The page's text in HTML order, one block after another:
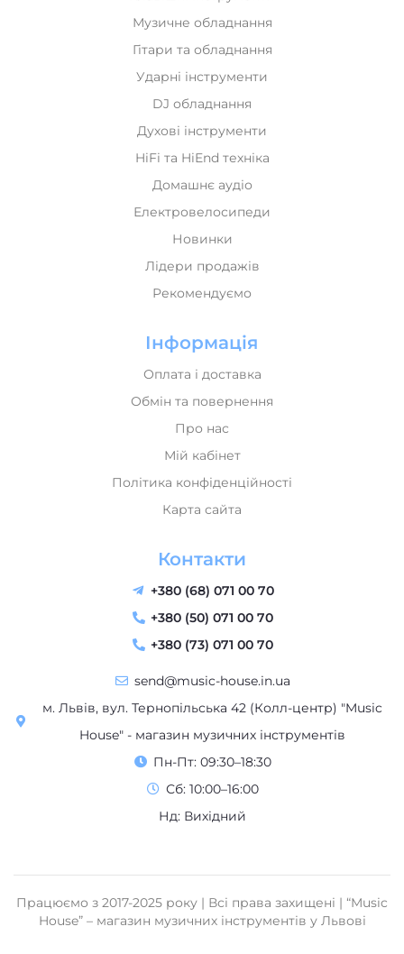
Музичне обладнання
Гітари та обладнання
Ударні інструменти
DJ обладнання
Духові інструменти
HiFi та HiEnd техніка
Домашнє аудіо
Електровелосипеди
Новинки
Лідери продажів
Рекомендуємо
Інформація
Оплата і доставка
Обмін та повернення
Про нас
Мій кабінет
Політика конфіденційності
Карта сайта
Контакти
+380 (68) 071 00 70
+380 (50) 071 00 70
+380 (73) 071 00 70
send@music-house.in.ua
м. Львів, вул. Тернопільська 42 (Колл-центр) "Music
House" - магазин музичних інструментів
Пн-Пт: 09:30–18:30
Сб: 10:00–16:00
Нд: Вихідний
Працюємо з 2017-2025 року | Всі права захищені | “Music
House” – магазин музичних інструментів у Львові